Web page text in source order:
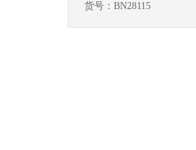
货号： BN28115